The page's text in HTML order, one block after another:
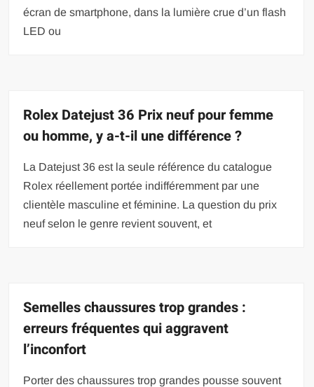
écran de smartphone, dans la lumière crue d’un flash
LED ou
Rolex Datejust 36 Prix neuf pour femme
ou homme, y a-t-il une différence ?
La Datejust 36 est la seule référence du catalogue
Rolex réellement portée indifféremment par une
clientèle masculine et féminine. La question du prix
neuf selon le genre revient souvent, et
Semelles chaussures trop grandes :
erreurs fréquentes qui aggravent
l’inconfort
Porter des chaussures trop grandes pousse souvent